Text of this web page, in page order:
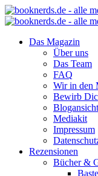
Das Magazin
Über uns
Das Team
FAQ
Wir in den
Bewirb
Blogansicht
Mediakit
Impressum
Rezensionen
Bücher &